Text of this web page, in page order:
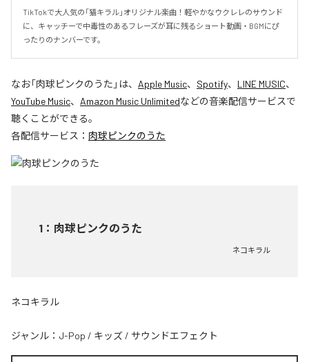
TikTokで大人気の「猫キラル」オリジナル楽曲！軽やかなウクレレのサウンド
に、キャッチーで中毒性のあるフレーズが耳に残るショート動画・BGMにぴ
ったりのナンバーです。
なお「肉球ピンクのうた 」は、 Apple Music、 Spotify、 LINE MUSIC、
YouTube Music、 Amazon Music Unlimitedなどの音楽配信サービスで
聴くことができる。
各配信サービス： 肉球ピンクのうた
1 ： 肉球ピンクのうた
ネコキラル
ネコキラル
ジャンル： J-Pop / キッズ / サウンドエフェクト